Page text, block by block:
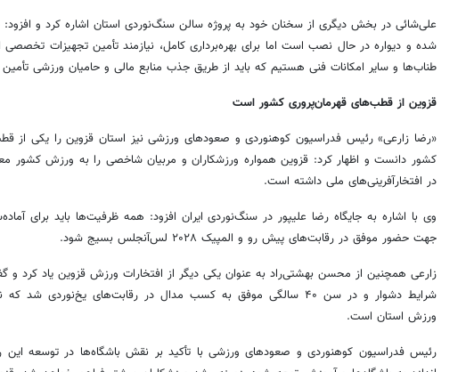
علی‌شائی در بخش دیگری از سخنان خود به پروژه سالن سنگ‌نوردی استان اشاره کرد و
شده و دیواره در حال نصب است اما برای بهره‌برداری کامل، نیازمند تأمین تجهیزات تخصصی
طناب‌ها و سایر امکانات فنی هستیم که باید از طریق جذب منابع مالی و حامیان ورزشی
قزوین از قطب‌های قهرمان‌پروری کشور است
«رضا زارعی» رئیس فدراسیون کوهنوردی و صعودهای ورزشی نیز استان قزوین را یکی از
کشور دانست و اظهار کرد: قزوین همواره ورزشکاران و مربیان شاخصی را به ورزش کشور
در افتخارآفرینی‌های ملی داشته است.
وی با اشاره به جایگاه رضا علیپور در سنگ‌نوردی ایران افزود: همه ظرفیت‌ها باید برای
جهت حضور موفق در رقابت‌های پیش رو و المپیک ۲۰۲۸ لس‌آنجلس بسیج شود.
زارعی همچنین از محسن بهشتی‌راد به عنوان یکی دیگر از افتخارات ورزش قزوین یاد کرد و
شرایط دشوار و در سن ۴۰ سالگی موفق به کسب مدال در رقابت‌های یخ‌نوردی
ورزش استان است.
رئیس فدراسیون کوهنوردی و صعودهای ورزشی با تأکید بر نقش باشگاه‌ها در توسعه